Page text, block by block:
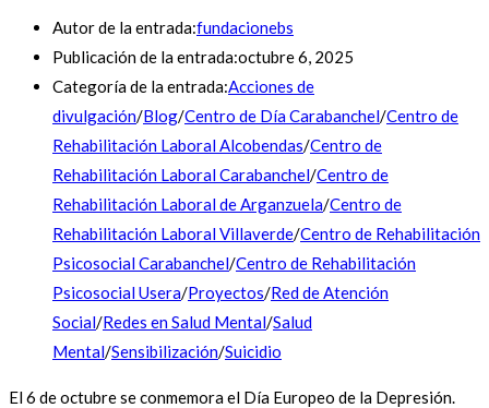
Autor de la entrada:fundacionebs
Publicación de la entrada:octubre 6, 2025
Categoría de la entrada:Acciones de
divulgación/Blog/Centro de Día Carabanchel/Centro de
Rehabilitación Laboral Alcobendas/Centro de
Rehabilitación Laboral Carabanchel/Centro de
Rehabilitación Laboral de Arganzuela/Centro de
Rehabilitación Laboral Villaverde/Centro de Rehabilitación
Psicosocial Carabanchel/Centro de Rehabilitación
Psicosocial Usera/Proyectos/Red de Atención
Social/Redes en Salud Mental/Salud
Mental/Sensibilización/Suicidio
El 6 de octubre se conmemora el Día Europeo de la Depresión.